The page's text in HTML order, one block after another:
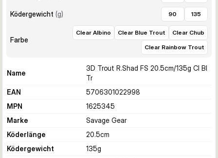
Ködergewicht (g) 90 135
Farbe
Clear Albino Clear Blue Trout
Clear Chub
Clear Rainbow Trout
Name
3D Trout R.Shad FS 20.5cm/135g Cl Bl
Tr
EAN
5706301022998
MPN
1625345
Marke
Savage Gear
Köderlänge
20.5cm
Ködergewicht
135g